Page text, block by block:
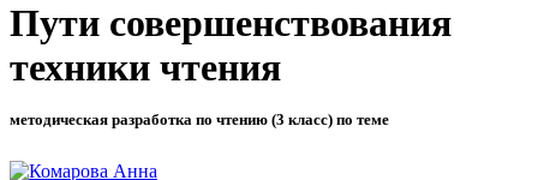
Пути совершенствования
техники чтения
методическая разработка по чтению (3 класс) по теме